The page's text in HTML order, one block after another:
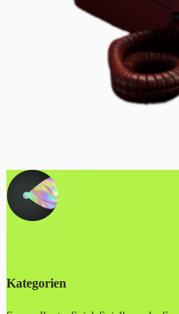
Kategorien